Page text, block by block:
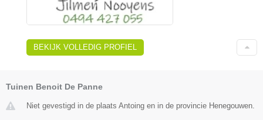
BEKIJK VOLLEDIG PROFIEL
Tuinen Benoit De Panne
Niet gevestigd in de plaats Antoing en in de provincie Henegouwen.